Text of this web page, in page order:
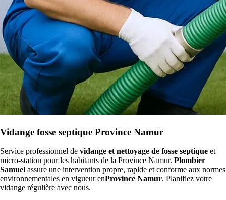
Vidange fosse septique Province Namur
Service professionnel de vidange et nettoyage de fosse septique et
micro-station pour les habitants de la Province Namur. Plombier
Samuel assure une intervention propre, rapide et conforme aux normes
environnementales en vigueur enProvince Namur. Planifiez votre
vidange régulière avec nous.